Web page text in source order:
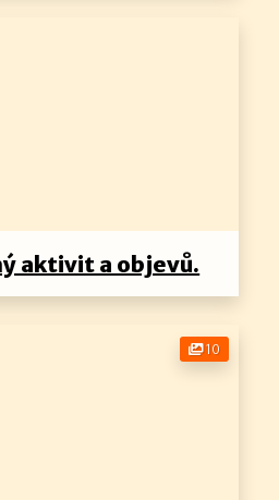
aktivit a objevů.
10